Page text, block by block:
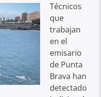
Técnicos
que
trabajan
en el
emisario
de Punta
Brava han
detectado